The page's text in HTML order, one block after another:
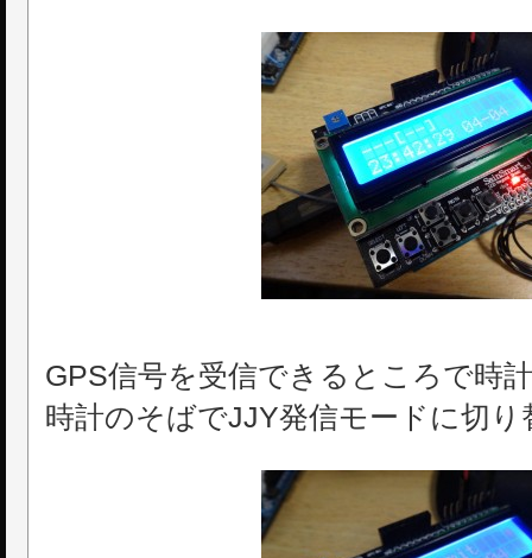
GPS信号を受信できるところで時
時計のそばでJJY発信モードに切り